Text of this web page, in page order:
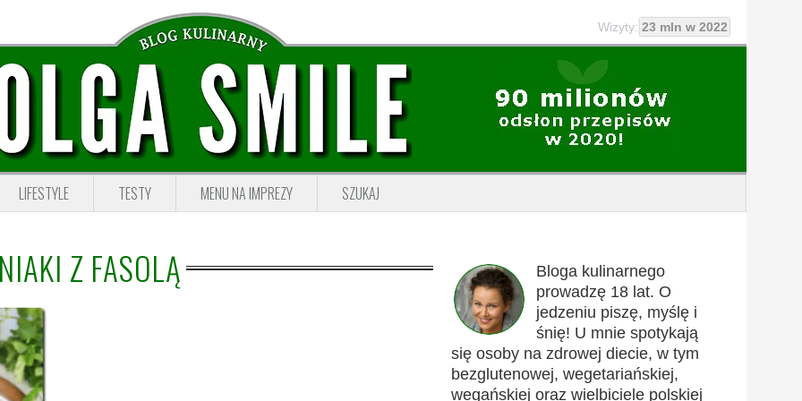
Wizyty: 23 mln w 2022
LIFESTYLE TESTY MENU NA IMPREZY SZUKAJ
Z FASOLĄ
Bloga kulinarnego
prowadzę 18 lat. O
jedzeniu piszę, myślę i
śnię! U mnie spotykają
się osoby na zdrowej diecie, w tym
bezglutenowej, wegetariańskiej,
wegańskiej oraz wielbiciele polskiej